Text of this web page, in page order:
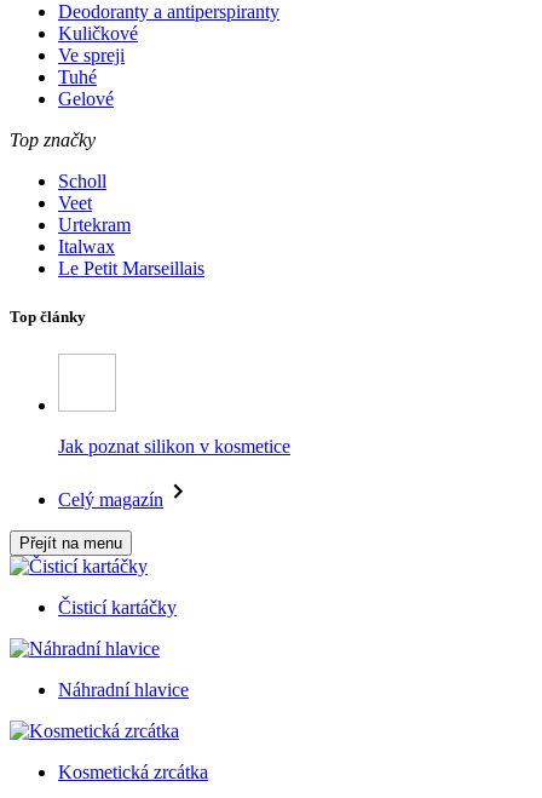
Deodoranty a antiperspiranty
Kuličkové
Ve spreji
Tuhé
Gelové
Top značky
Scholl
Veet
Urtekram
Italwax
Le Petit Marseillais
Top články
Jak poznat silikon v kosmetice
Celý magazín
Přejít na menu
Čisticí kartáčky
Náhradní hlavice
Kosmetická zrcátka